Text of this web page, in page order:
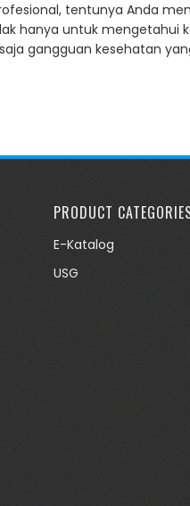
tentunya Anda
hanya untuk mengetahui
gangguan kesehatan
PRODUCT
E-Katalog
USG